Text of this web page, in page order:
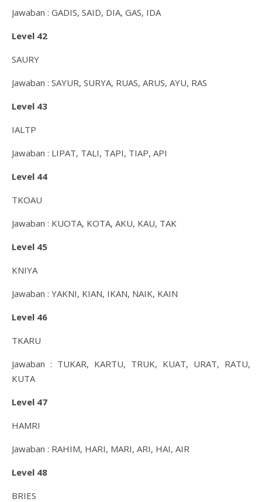
Jawaban : GADIS, SAID, DIA, GAS, IDA
Level 42
SAURY
Jawaban : SAYUR, SURYA, RUAS, ARUS, AYU, RAS
Level 43
IALTP
Jawaban : LIPAT, TALI, TAPI, TIAP, API
Level 44
TKOAU
Jawaban : KUOTA, KOTA, AKU, KAU, TAK
Level 45
KNIYA
Jawaban : YAKNI, KIAN, IKAN, NAIK, KAIN
Level 46
TKARU
Jawaban : TUKAR, KARTU, TRUK, KUAT, URAT, RATU,
KUTA
Level 47
HAMRI
Jawaban : RAHIM, HARI, MARI, ARI, HAI, AIR
Level 48
BRIES